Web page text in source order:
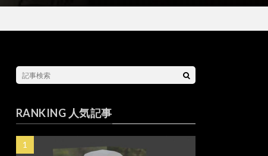
RANKING 人気記事